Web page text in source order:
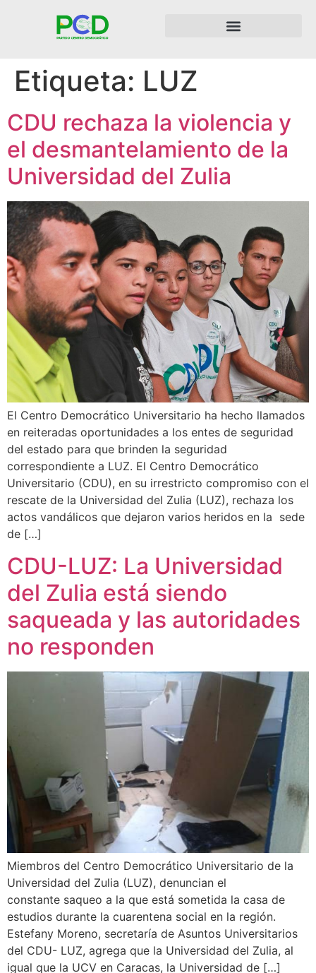
Etiqueta: LUZ
CDU rechaza la violencia y
el desmantelamiento de la
Universidad del Zulia
El Centro Democrático Universitario ha hecho llamados
en reiteradas oportunidades a los entes de seguridad
del estado para que brinden la seguridad
correspondiente a LUZ. El Centro Democrático
Universitario (CDU), en su irrestricto compromiso con el
rescate de la Universidad del Zulia (LUZ), rechaza los
actos vandálicos que dejaron varios heridos en la sede
de […]
CDU-LUZ: La Universidad
del Zulia está siendo
saqueada y las autoridades
no responden
Miembros del Centro Democrático Universitario de la
Universidad del Zulia (LUZ), denuncian el
constante saqueo a la que está sometida la casa de
estudios durante la cuarentena social en la región.
Estefany Moreno, secretaría de Asuntos Universitarios
del CDU- LUZ, agrega que la Universidad del Zulia, al
igual que la UCV en Caracas, la Universidad de […]